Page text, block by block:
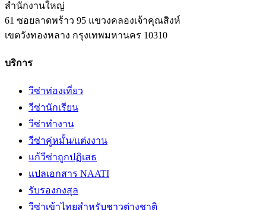
สำนักงานใหญ่
61 ซอยลาดพร้าว 95 แขวงคลองเจ้าคุณสิงห์
เขตวังทองหลาง กรุงเทพมหานคร 10310
บริการ
วีซ่าท่องเที่ยว
วีซ่านักเรียน
วีซ่าทำงาน
วีซ่าคู่หมั้น/แต่งงาน
แก้วีซ่าถูกปฏิเสธ
แปลเอกสาร NAATI
รับรองกงสุล
วีซ่าเข้าไทยสำหรับชาวต่างชาติ